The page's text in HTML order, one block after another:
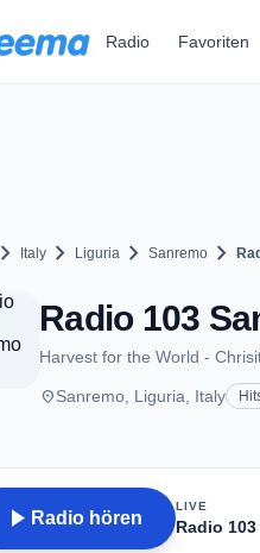
Radio Favoriten
chevron_right Italy chevron_right Liguria chevron_right Sanremo chevron_right
Radio 103
Harvest for the World -
placeSanremo, Liguria, Italy
play_arrow Radio hören
LIVE
Radio